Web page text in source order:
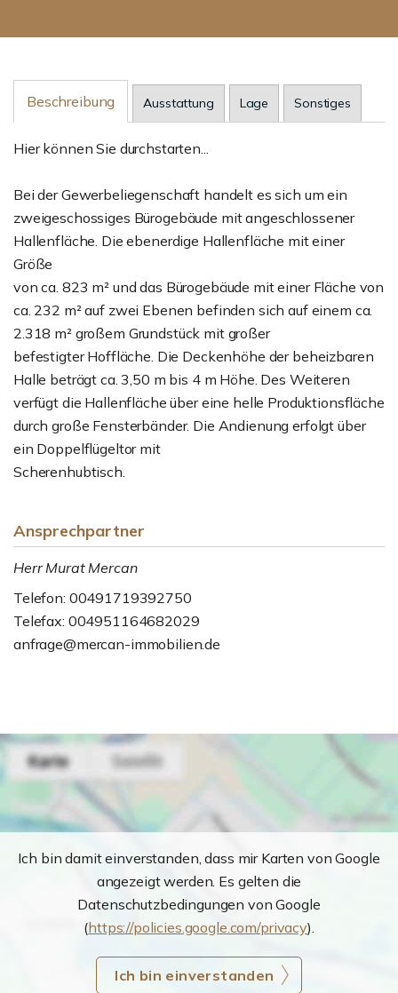
Beschreibung Ausstattung Lage Sonstiges
Hier können Sie durchstarten...
Bei der Gewerbeliegenschaft handelt es sich um ein
zweigeschossiges Bürogebäude mit angeschlossener
Hallenfläche. Die ebenerdige Hallenfläche mit einer
Größe
von ca. 823 m² und das Bürogebäude mit einer Fläche von
ca. 232 m² auf zwei Ebenen befinden sich auf einem ca.
2.318 m² großem Grundstück mit großer
befestigter Hoffläche. Die Deckenhöhe der beheizbaren
Halle beträgt ca. 3,50 m bis 4 m Höhe. Des Weiteren
verfügt die Hallenfläche über eine helle Produktionsfläche
durch große Fensterbänder. Die Andienung erfolgt über
ein Doppelflügeltor mit
Scherenhubtisch.
Ansprechpartner
Herr Murat Mercan
Telefon: 00491719392750
Telefax: 004951164682029
anfrage@mercan-immobilien.de
Ich bin damit einverstanden, dass mir Karten von Google
angezeigt werden. Es gelten die
Datenschutzbedingungen von Google
(https://policies.google.com/privacy).
Ich bin einverstanden